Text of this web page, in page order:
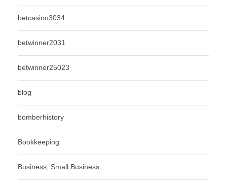
betcasino3034
betwinner2031
betwinner25023
blog
bomberhistory
Bookkeeping
Business, Small Business